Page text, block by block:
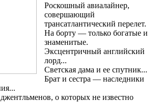
Роскошный авиалайнер,
совершающий
трансатлантический перелет.
На борту — только богатые и
знаменитые.
Эксцентричный английский
лорд...
Светская дама и ее спутник...
Брат и сестра — наследники
о которых не известно